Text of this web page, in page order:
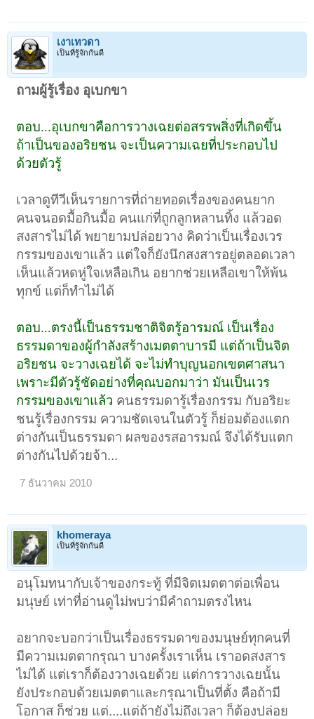
เงาเทวดา
เป็นที่รู้จักกันดี
ถามผู้รู้เรื่อง อุเบกขา
ตอบ...อุเบกขาคือการวางเฉยต่อสรรพสิ่งที่เกิดขึ้น
ถ้าเป็นของอริยชน จะเป็นความเฉยที่ประกอบไป
ด้วยตัวรู้
เวลาดูทีวีเห็นรายการที่ถ่ายทอดเรื่องของคนยาก
คนจนอดมื้อกินมื้อ คนแก่ที่ถูกลูกหลานทิ้ง แล้วอด
สงสารไม่ได้ พยายามปล่อยวาง คิดว่าเป็นเรื่องเวร
กรรมของเขาแล้ว แต่ใจก็ยังนึกสงสารอยู่ตลอดเวลา
เห็นแล้วหดหู่ใจเหลือเกิน อยากช่วยเหลือเขาให้พ้น
ทุกข์ แต่ก็ทำไม่ได้
ตอบ...ตรงนี้เป็นธรรมชาติจิตรู้อารมณ์ เป็นเรื่อง
ธรรมดาของผู้กำลังสร้างเมตตาบารมี แต่ถ้าเป็นจิต
อริยชน จะวางเฉยได้ จะไม่ทำบุญนอกเขตศาสนา
เพราะมีตัวรู้ชัดอย่างที่คุณบอกมาว่า มันเป็นเวร
กรรมของเขาแล้ว คนธรรมดารู้เรื่องกรรม กับอริยะ
ชนรู้เรื่องกรรม ความชัดเจนในตัวรู้ ก็ย่อมต้องแตก
ต่างกันเป็นธรรมดา ผลของรสอารมณ์ จึงได้รับแตก
ต่างกันไปด้วยจ้า...
7 ธันวาคม 2010
khomeraya
เป็นที่รู้จักกันดี
อนุโมทนากับเจ้าของกระทู้ ที่มีจิตเมตตาต่อเพื่อน
มนุษย์ เท่าที่อ่านดูไม่พบว่ามีคำถามตรงไหน
อยากจะบอกว่าเป็นเรื่องธรรมดาของมนุษย์ทุกคนที่
มีความเมตตากรุณา บางครั้งเราเห็น เราอดสงสาร
ไม่ได้ แต่เราก็ต้องวางเฉยด้วย แต่การวางเฉยนั้น
ยังประกอบด้วยเมตตาและกรุณาเป็นที่ตั้ง คือถ้ามี
โอกาส ก็ช่วย แต่....แต่ถ้ายังไม่ถึงเวลา ก็ต้องปล่อย